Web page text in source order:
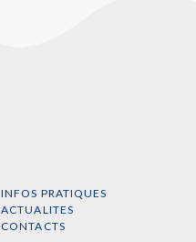
INFOS PRATIQUES
ACTUALITES
CONTACTS